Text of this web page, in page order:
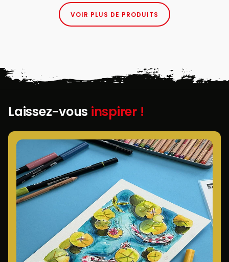
VOIR PLUS DE PRODUITS
Laissez-vous inspirer !